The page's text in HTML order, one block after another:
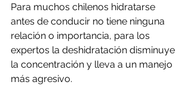
Para muchos chilenos hidratarse
antes de conducir no tiene ninguna
relación o importancia, para los
expertos la deshidratación disminuye
la concentración y lleva a un manejo
más agresivo.